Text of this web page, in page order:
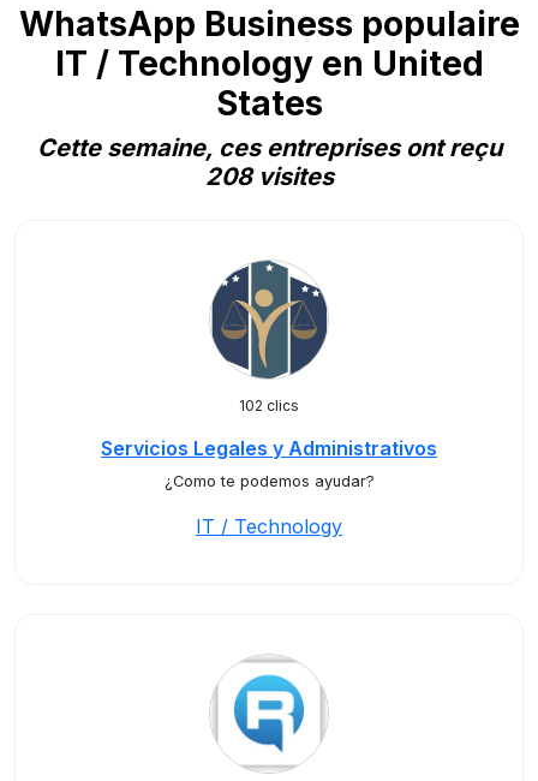
WhatsApp Business populaire
IT / Technology en United
States
Cette semaine, ces entreprises ont reçu
208 visites
102 clics
Servicios Legales y Administrativos
¿Como te podemos ayudar?
IT / Technology